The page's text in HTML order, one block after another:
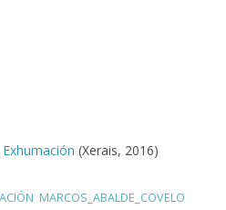
Exhumación (Xerais, 2016)
MARCOS_ABALDE_COVELO